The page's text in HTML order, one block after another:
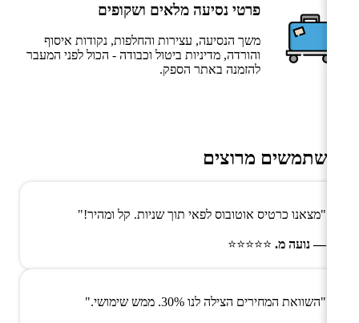
פרטי נסיעה מלאים ושקופים
משך הנסיעה, עצירות והחלפות, נקודות איסוף
והורדה, מדיניות ביטול וכבודה - הכול לפני המעבר
להזמנה באתר הספק.
משתמשים מרוצים
"מצאנו כרטיס אוטובוס לפאי תוך שניות. קל ומהיר!"
— נועה מ. ⭐⭐⭐⭐⭐
"השוואת המחירים הצילה לנו 30%. ממש שימושי."